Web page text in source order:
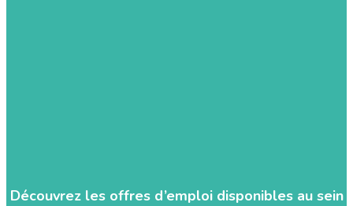
Découvrez les offres d’emploi disponibles au sein